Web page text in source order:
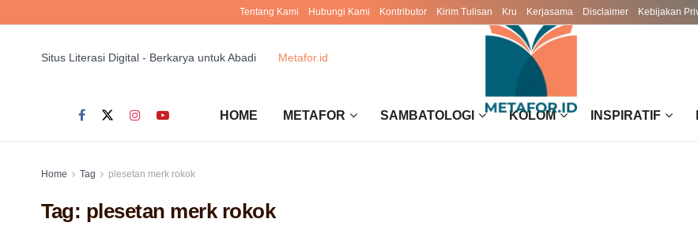
Tentang Kami Hubungi Kami Kontributor Kirim Tulisan Kru Kerjasama Disclaimer Kebijakan
Situs Literasi Digital - Berkarya untuk Abadi Metafor.id
HOME METAFOR SAMBATOLOGI KOLOM INSPIRATIF
Home Tag plesetan merk rokok
Tag: plesetan merk rokok